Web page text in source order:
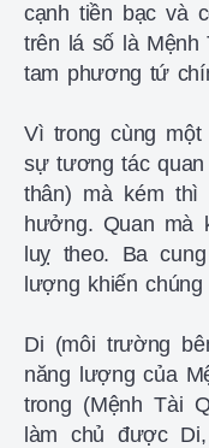
cạnh tiền bạc và
trên lá số là
tam phương tứ
Vì trong cùng
sự tương tác quan
thân) mà kém thì
hưởng. Quan mà
luỵ theo. Ba
lượng khiến
Di (môi trường
năng lượng của
trong (Mệnh Tài
làm chủ được